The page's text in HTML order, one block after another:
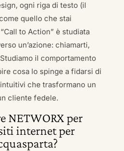
ogni riga di testo (il
quello che stai
to Action” è studiata
un’azione: chiamarti,
il comportamento
cosa lo spinge a fidarsi di
che trasformano un
cliente fedele.
NETWORX per
internet per